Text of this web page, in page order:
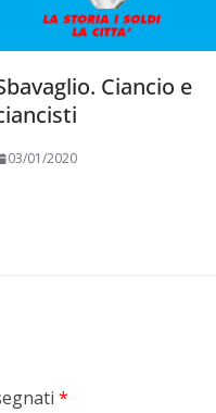
Ciancio e
03/01/2020
*